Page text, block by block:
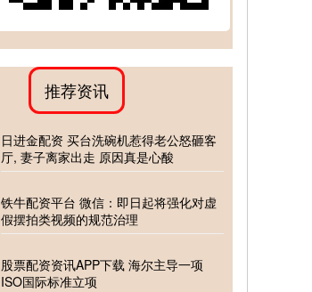
推荐资讯
日进金配资 买台洗碗机惹得老公怒砸客
厅, 妻子离家出走 原因真是心酸
铁牛配资平台 微信：即日起将强化对虚
假摆拍类视频的规范治理
股票配资资讯APP下载 海尔主导一项
ISO国际标准立项